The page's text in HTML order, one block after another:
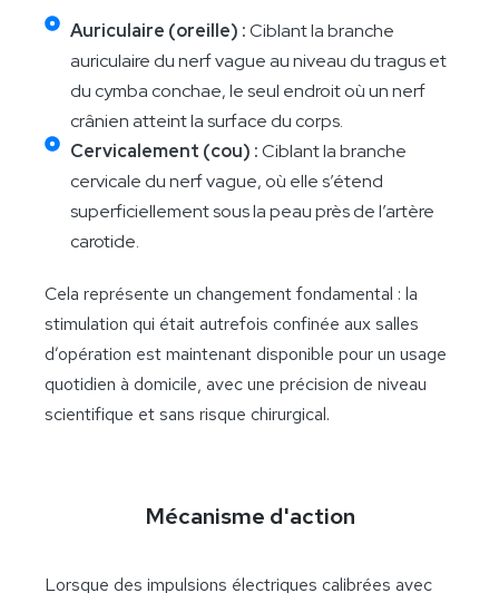
Auriculaire (oreille) :Ciblant la branche
auriculaire du nerf vague au niveau du tragus et
du cymba conchae, le seul endroit où un nerf
crânien atteint la surface du corps.
Cervicalement (cou) :Ciblant la branche
cervicale du nerf vague, où elle s’étend
superficiellement sous la peau près de l’artère
carotide.
Cela représente un changement fondamental : la
stimulation qui était autrefois confinée aux salles
d’opération est maintenant disponible pour un usage
quotidien à domicile, avec une précision de niveau
scientifique et sans risque chirurgical.
Mécanisme d'action
Lorsque des impulsions électriques calibrées avec